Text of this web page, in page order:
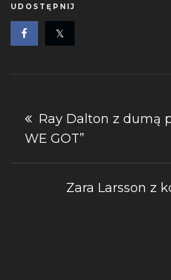
UDOSTĘPNIJ
Nawigacja
wpisu
Ray Dalton z dumą
WE GOT”
Zara Larsson z